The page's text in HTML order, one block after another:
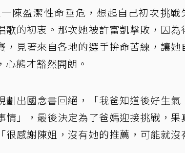
陳盈潔性命垂危，想起自己初次挑戰
的初衷。那次她被許富凱擊敗，因為
見著來自各地的選手拚命苦練，讓她
態才豁然開朗。
出國念書回絕，「我爸知道後好生氣
」，最後決定為了爸媽迎接挑戰，果
感謝陳姐，沒有她的推薦，可能就沒